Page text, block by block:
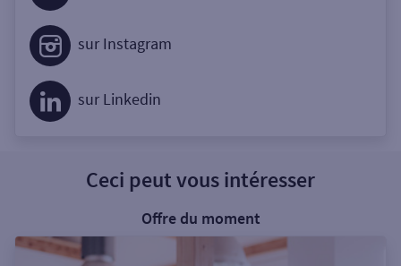
sur Instagram
sur Linkedin
Ceci peut vous intéresser
Offre du moment